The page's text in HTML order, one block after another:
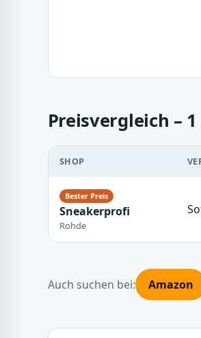
Preisvergleich –
SHOP
Sneakerprofi
Rohde
Auch suchen bei: Amazon